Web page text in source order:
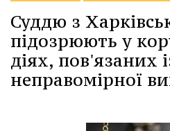
Суддю з
підозрюють у
діях, пов'язаних
неправомірної